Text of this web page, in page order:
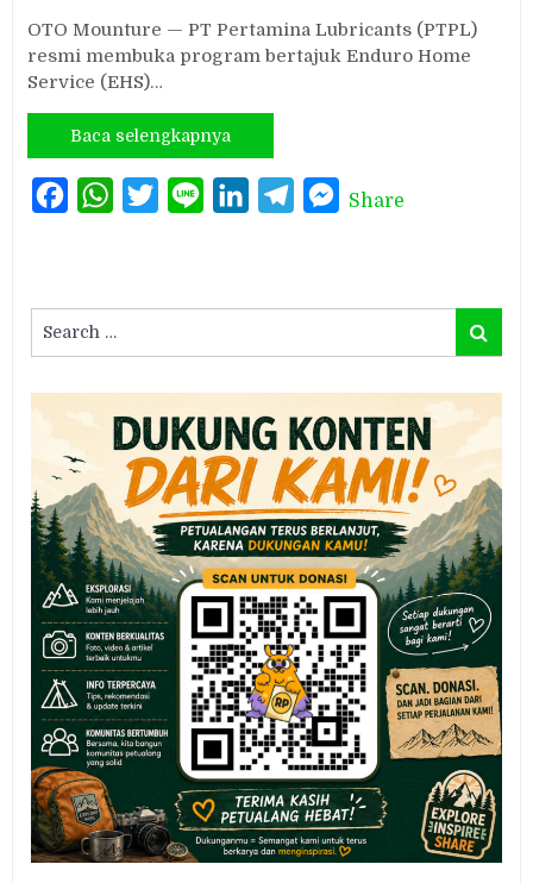
OTO Mounture — PT Pertamina Lubricants (PTPL)
resmi membuka program bertajuk Enduro Home
Service (EHS)…
Baca selengkapnya
FacebookWhatsAppTwitterLine LinkedInTelegramMessenger
Share
for:
Search